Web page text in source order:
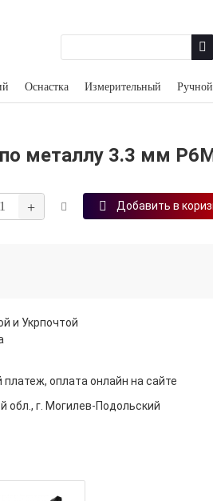
Оснастка Измерительный Ручной
металлу 3.3 мм
+ Добавить в
и Укрпочтой
оплата онлайн на сайте
обл., г. Могилев-Подольский